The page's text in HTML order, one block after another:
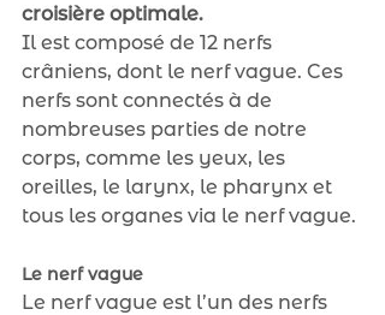
croisière optimale.
Il est composé de 12 nerfs
crâniens, dont le nerf vague. Ces
nerfs sont connectés à de
nombreuses parties de notre
corps, comme les yeux, les
oreilles, le larynx, le pharynx et
tous les organes via le nerf vague.
Le nerf vague
Le nerf vague est l’un des nerfs